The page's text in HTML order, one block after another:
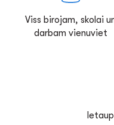
Viss birojam, skolai
darbam vienuviet